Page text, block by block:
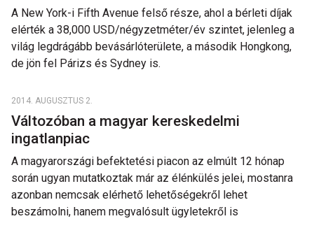
A New York-i Fifth Avenue felső része, ahol a bérleti díjak
elérték a 38,000 USD/négyzetméter/év szintet, jelenleg a
világ legdrágább bevásárlóterülete, a második Hongkong,
de jön fel Párizs és Sydney is.
2014. AUGUSZTUS 2.
Változóban a magyar kereskedelmi
ingatlanpiac
A magyarországi befektetési piacon az elmúlt 12 hónap
során ugyan mutatkoztak már az élénkülés jelei, mostanra
azonban nemcsak elérhető lehetőségekről lehet
beszámolni, hanem megvalósult ügyletekről is